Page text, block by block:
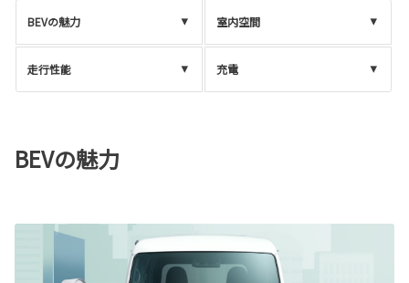
BEVの魅力 室内空間
走行性能 充電
BEVの魅力